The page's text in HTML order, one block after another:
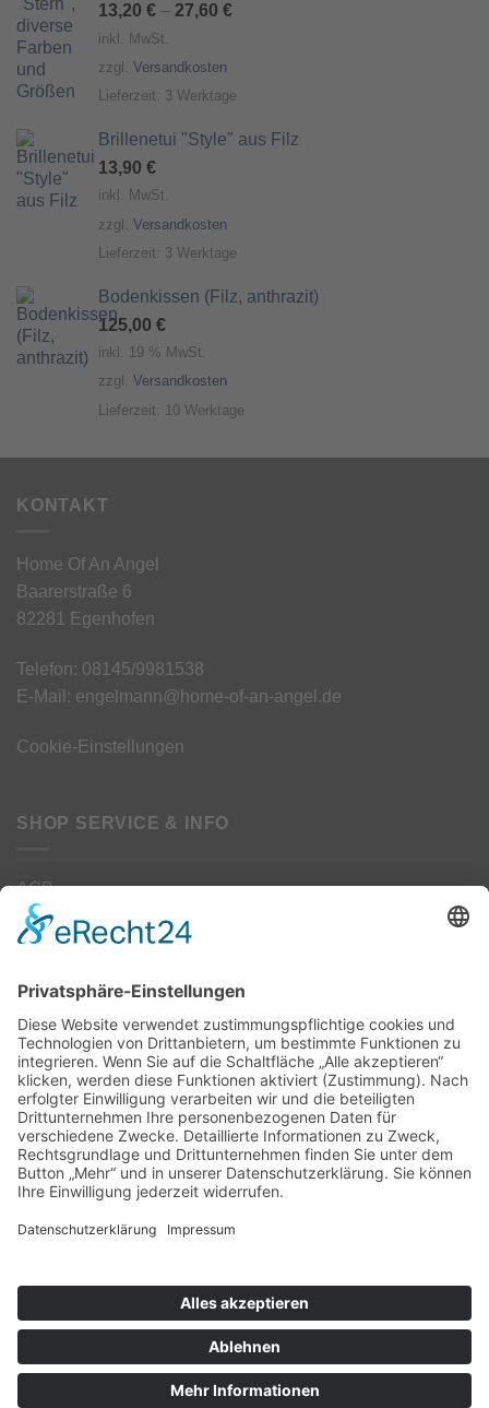
13,20 € – 27,60 €
inkl. MwSt.
zzgl. Versandkosten
Lieferzeit: 3 Werktage
Brillenetui "Style" aus Filz
13,90 €
inkl. MwSt.
zzgl. Versandkosten
Lieferzeit: 3 Werktage
Bodenkissen (Filz, anthrazit)
125,00 €
inkl. 19 % MwSt.
zzgl. Versandkosten
Lieferzeit: 10 Werktage
KONTAKT
Home Of An Angel
Baarerstraße 6
82281 Egenhofen
Telefon: 08145/9981538
E-Mail: engelmann@home-of-an-angel.de
Cookie-Einstellungen
SHOP SERVICE & INFO
AGB
Datenschutz
Widerrufsbelehrung
Widerrufsformular
Zahlung/Versand
SOCIAL MEDIA
© 2026 HOME OF AN ANGEL | Design & Code by